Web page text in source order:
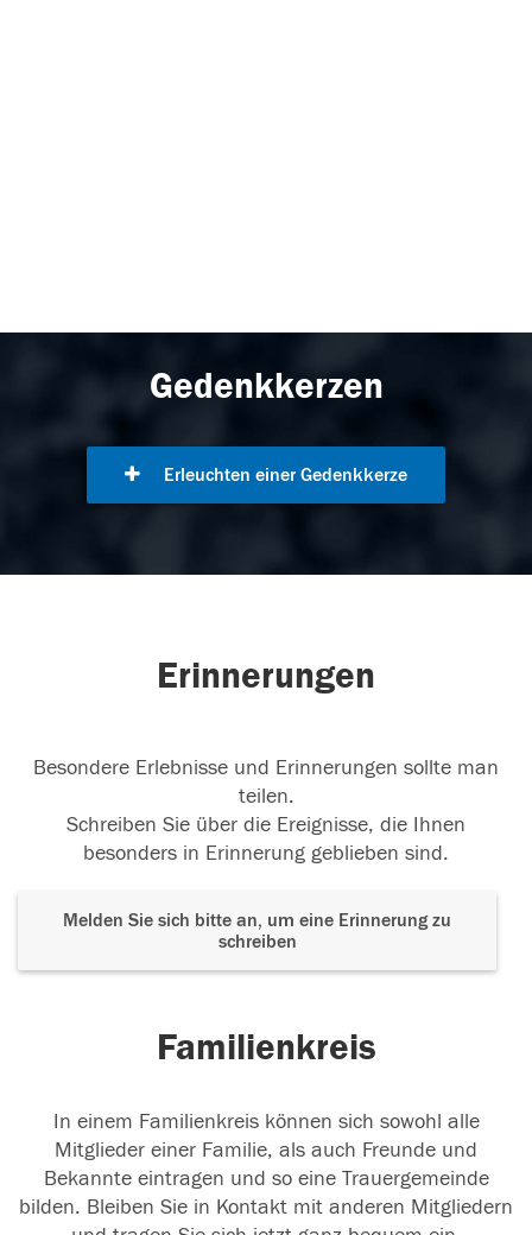
Gedenkkerzen
Erleuchten einer Gedenkkerze
Erinnerungen
Besondere Erlebnisse und Erinnerungen sollte man
teilen.
Schreiben Sie über die Ereignisse, die Ihnen
besonders in Erinnerung geblieben sind.
Melden Sie sich bitte an, um eine Erinnerung zu
schreiben
Familienkreis
In einem Familienkreis können sich sowohl alle
Mitglieder einer Familie, als auch Freunde und
Bekannte eintragen und so eine Trauergemeinde
bilden. Bleiben Sie in Kontakt mit anderen Mitgliedern